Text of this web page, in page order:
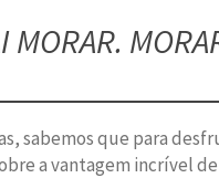
MORAR.
sabemos que para
a vantagem incrível